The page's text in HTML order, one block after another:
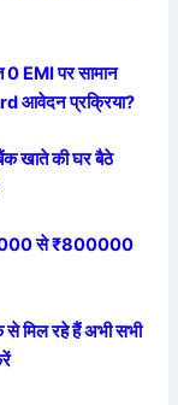
EMI पर सामान
आवेदन प्रक्रिया?
खाते की घर बैठे
से ₹800000
रहे हैं अभी सभी